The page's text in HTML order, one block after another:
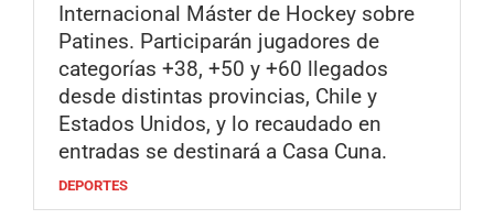
Internacional Máster de Hockey sobre
Patines. Participarán jugadores de
categorías +38, +50 y +60 llegados
desde distintas provincias, Chile y
Estados Unidos, y lo recaudado en
entradas se destinará a Casa Cuna.
DEPORTES